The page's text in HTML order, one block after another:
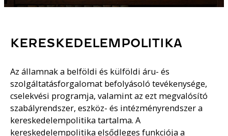
KERESKEDELEMPOLITIKA
Az államnak a belföldi és külföldi áru- és
szolgáltatásforgalomat befolyásoló tevékenysége,
cselekvési programja, valamint az ezt megvalósító
szabályrendszer, eszköz- és intézményrendszer a
kereskedelempolitika tartalma. A
kereskedelempolitika elsődleges funkciója a